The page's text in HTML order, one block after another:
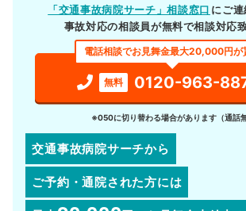
「交通事故病院サーチ」相談窓口 にご連
事故対応の相談員が無料で相談対応致
電話相談でお見舞金最大20,000円が
無料 0120-963-
※050に切り替わる場合があります（通話無
交通事故病院サーチから
ご予約・通院された方には